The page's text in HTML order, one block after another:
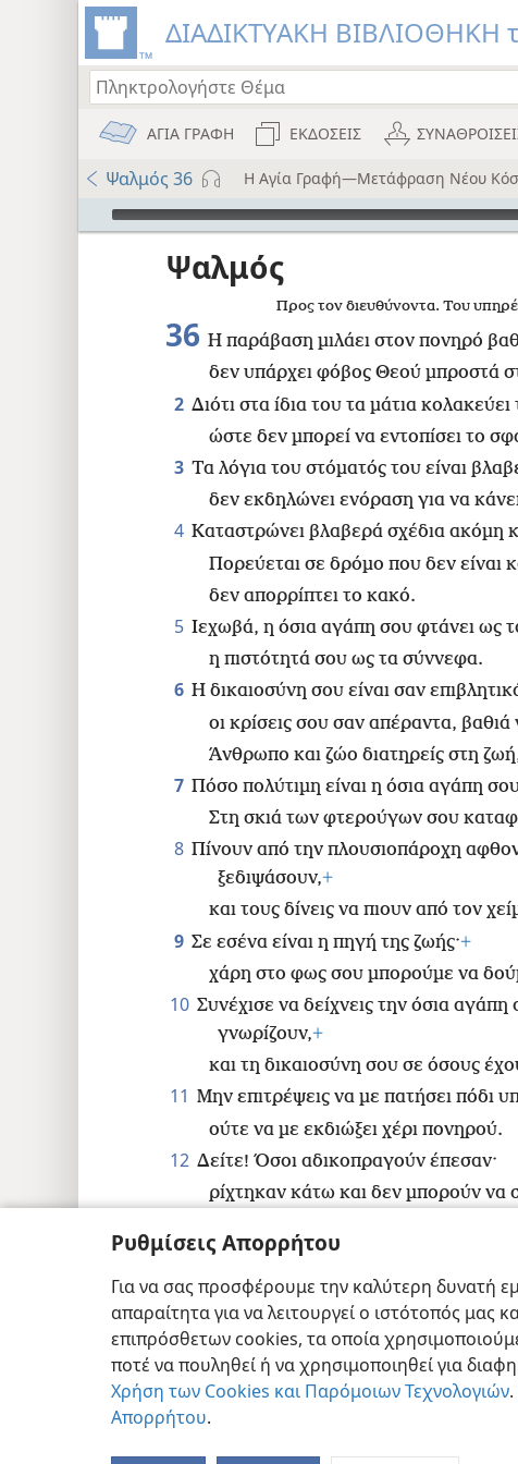
Ρυθμίσεις Απορρήτου
Για να σας προσφέρουμε την καλύτερη δυνατή
απαραίτητα για να λειτουργεί ο ιστότοπός μας
επιπρόσθετων cookies, τα οποία
ποτέ να πουληθεί ή να χρησιμοποιηθεί για
Χρήση των Cookies και Παρόμοιων Τεχνολογιών
Απορρήτου.
ΔΙΑΔΙΚΤΥΑΚΗ ΒΙΒΛΙΟΘΗΚΗ
ΑΓΙΑ ΓΡΑΦΗ ΕΚΔΟΣΕΙΣ
Ψαλμός 36 Η Αγία Γραφή—Μετάφραση Νέου
Audio Player
Ψαλμός
Προς τον διευθύνοντα. Του
36 Η παράβαση μιλάει στον πονηρό
δεν υπάρχει φόβος Θεού μπροστά
2 Διότι στα ίδια του τα μάτια
ώστε δεν μπορεί να εντοπίσει το
3 Τα λόγια του στόματός του είναι
δεν εκδηλώνει ενόραση για να
4 Καταστρώνει βλαβερά σχέδια ακόμη
Πορεύεται σε δρόμο που δεν είναι
δεν απορρίπτει το κακό.
5 Ιεχωβά, η όσια αγάπη σου φτάνει ως
η πιστότητά σου ως τα σύννεφα.
6 Η δικαιοσύνη σου είναι σαν
οι κρίσεις σου σαν απέραντα, βαθιά
Άνθρωπο και ζώο διατηρείς στη
7 Πόσο πολύτιμη είναι η όσια αγάπη
Στη σκιά των φτερούγων σου
8 Πίνουν από την πλουσιοπάροχη
ξεδιψάσουν,+
και τους δίνεις να πιουν από τον
9 Σε εσένα είναι η πηγή της ζωής·+
χάρη στο φως σου μπορούμε να
10 Συνέχισε να δείχνεις την όσια
γνωρίζουν,+
και τη δικαιοσύνη σου σε όσους
11 Μην επιτρέψεις να με πατήσει πόδι
ούτε να με εκδιώξει χέρι πονηρού.
12 Δείτε! Όσοι αδικοπραγούν έπεσαν·
ρίχτηκαν κάτω και δεν μπορούν να
Copyright© 2026 Watch Tower Bible and